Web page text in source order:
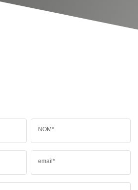
NOM*
email*